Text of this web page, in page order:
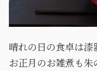
晴れの日の食卓は漆
お正月のお雑煮も